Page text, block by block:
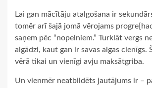
Lai gan mācītāju atalgošana ir
tomēr arī šajā jomā vērojams
saņem pēc “nopelniem.” Turklāt vergs
algādzi, kaut gan ir savas algas cienīgs.
vērā tikai un vienīgi avju maksātgriba.
Un vienmēr neatbildēts jautājums ir –